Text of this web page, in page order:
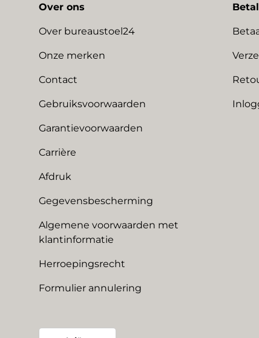
Over ons
Over bureaustoel24
Onze merken
Contact
Gebruiksvoorwaarden
Garantievoorwaarden
Carrière
Afdruk
Gegevensbescherming
Algemene voorwaarden met
klantinformatie
Herroepingsrecht
Formulier annulering